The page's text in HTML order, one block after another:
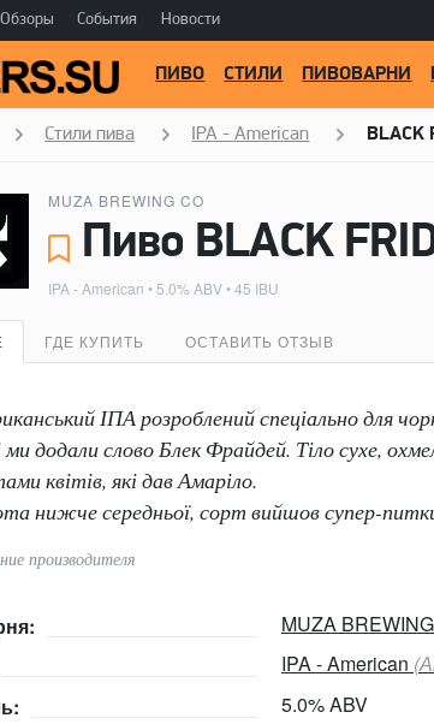
Обзоры События Новости
ПИВО СТИЛИ ПИВОВАРНИ
Стили пива IPA - American BLACK
MUZA BREWING CO
Пиво BLACK
IPA - American • 5.0% ABV • 45 IBU
ГДЕ КУПИТЬ ОСТАВИТЬ ОТЗЫВ
ІПА розроблений спеціально для
ми додали слово Блек Фрайдей. Тіло сухе,
квітів, які дав Амаріло.
нижче середньої, сорт вийшов супер-
производителя
MUZA
IPA - American
5.0% ABV